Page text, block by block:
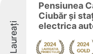
Laureați
Pensiunea
Ciubăr și
electrica